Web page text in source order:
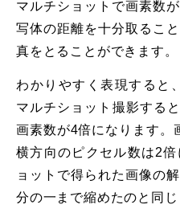
マルチショットで画素数
写体の距離を十分取るこ
真をとることができます。
わかりやすく表現すると
マルチショット撮影する
画素数が4倍になります。
横方向のピクセル数は2
ョットで得られた画像の
分の一まで縮めたのと同